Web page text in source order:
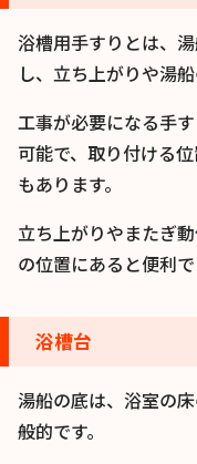
浴槽用手すりとは、
し、立ち上がりや湯
工事が必要になる手
可能で、取り付ける
もあります。
立ち上がりやまたぎ
の位置にあると便利で
浴槽台
湯船の底は、浴室の
般的です。